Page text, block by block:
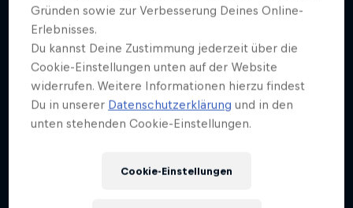
Gründen sowie zur Verbesserung Deines Online-
Erlebnisses.
Du kannst Deine Zustimmung jederzeit über die
Cookie-Einstellungen unten auf der Website
widerrufen. Weitere Informationen hierzu findest
Du in unserer Datenschutzerklärung und in den
unten stehenden Cookie-Einstellungen.
Cookie-Einstellungen